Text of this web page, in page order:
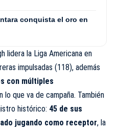
conquista el oro en
lidera la Liga Americana en
impulsadas (118), además
con múltiples
lo que va de campaña. También
histórico: 45 de sus
jugando como receptor, la